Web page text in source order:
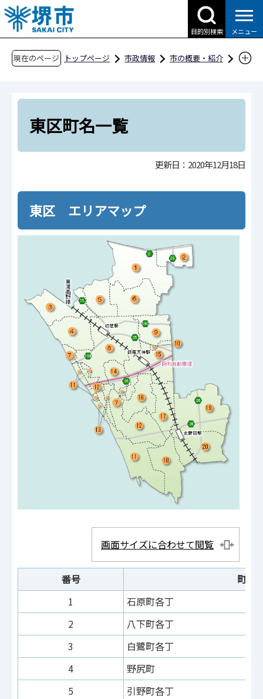
こ
の
ペ
目的別検索 メニュー
現在のページ トップページ 市政情報
市の概要・紹介
東区町名一覧
更新日：2020年12月18日
東区 エリアマップ
画面サイズに合わせて閲覧
番号
町名
1
石原町各丁
2
八下町各丁
3
白鷺町各丁
4
野尻町
5
引野町各丁